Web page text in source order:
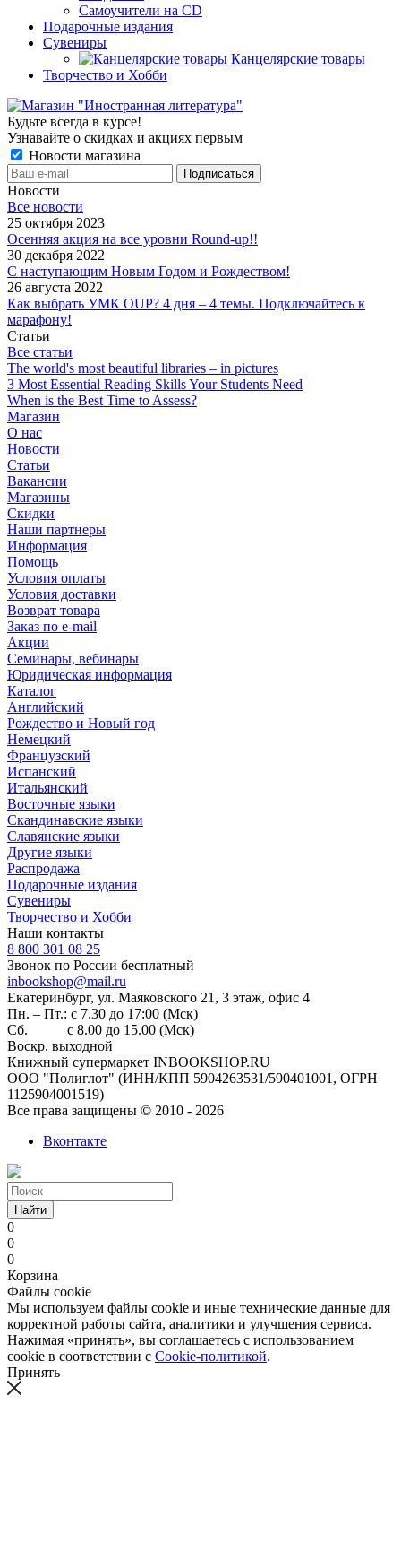
Самоучители на CD
Подарочные издания
Сувениры
Канцелярские товары
Творчество и Хобби
Будьте всегда в курсе!
Узнавайте о скидках и акциях первым
Новости магазина
Новости
Все новости
25 октября 2023
Осенняя акция на все уровни Round-up!!
30 декабря 2022
С наступающим Новым Годом и Рождеством!
26 августа 2022
Как выбрать УМК OUP? 4 дня – 4 темы. Подключайтесь к
марафону!
Статьи
Все статьи
The world's most beautiful libraries – in pictures
3 Most Essential Reading Skills Your Students Need
When is the Best Time to Assess?
Магазин
О нас
Новости
Статьи
Вакансии
Магазины
Скидки
Наши партнеры
Информация
Помощь
Условия оплаты
Условия доставки
Возврат товара
Заказ по e-mail
Акции
Семинары, вебинары
Юридическая информация
Каталог
Английский
Рождество и Новый год
Немецкий
Французский
Испанский
Итальянский
Восточные языки
Скандинавские языки
Славянские языки
Другие языки
Распродажа
Подарочные издания
Сувениры
Творчество и Хобби
Наши контакты
8 800 301 08 25
Звонок по России бесплатный
inbookshop@mail.ru
Екатеринбург, ул. Маяковского 21, 3 этаж, офис 4
Пн. – Пт.: с 7.30 до 17:00 (Мск)
Сб. с 8.00 до 15.00 (Мск)
Воскр. выходной
Книжный супермаркет INBOOKSHOP.RU
ООО "Полиглот" (ИНН/КПП 5904263531/590401001, ОГРН
1125904001519)
Все права защищены © 2010 - 2026
Вконтакте
Найти
0
0
0
Корзина
Файлы cookie
Мы используем файлы cookie и иные технические данные для
корректной работы сайта, аналитики и улучшения сервиса.
Нажимая «принять», вы соглашаетесь с использованием
cookie в соответствии с Cookie-политикой.
Принять